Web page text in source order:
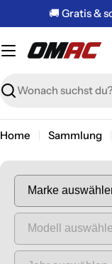
Inhalt
springen
🚚 Gratis &
Suchen
Home Sammlung